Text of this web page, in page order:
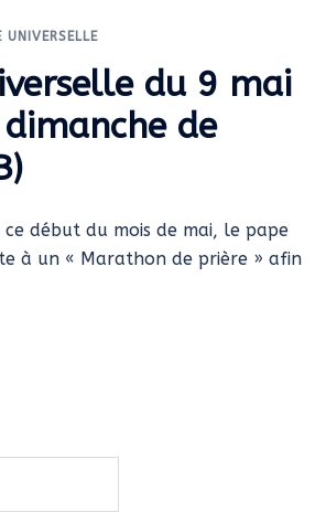
UNIVERSELLE
du 9 mai
de
début du mois de mai, le pape
à un « Marathon de prière » afin